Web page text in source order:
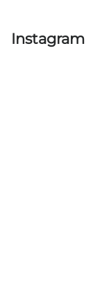
Instagram